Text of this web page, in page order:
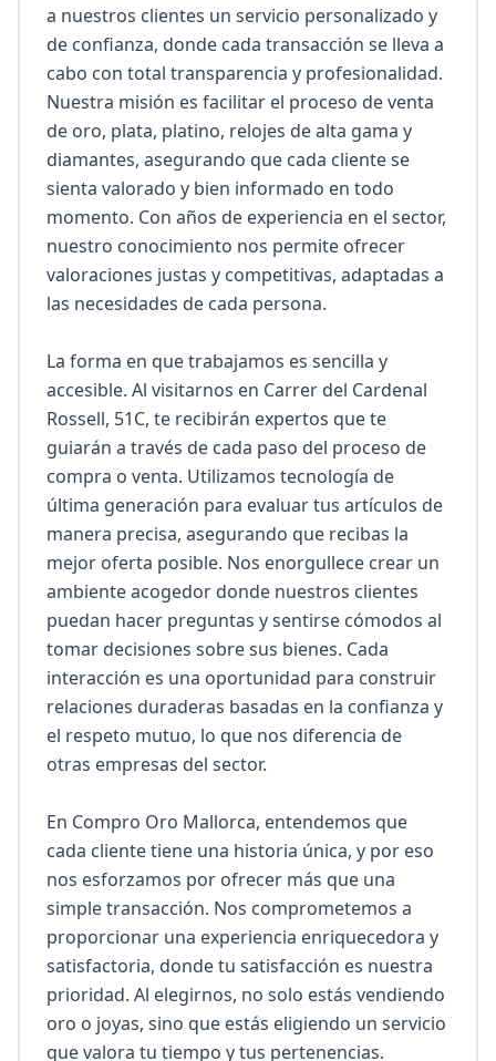
a nuestros clientes un servicio personalizado y
de confianza, donde cada transacción se lleva a
cabo con total transparencia y profesionalidad.
Nuestra misión es facilitar el proceso de venta
de oro, plata, platino, relojes de alta gama y
diamantes, asegurando que cada cliente se
sienta valorado y bien informado en todo
momento. Con años de experiencia en el sector,
nuestro conocimiento nos permite ofrecer
valoraciones justas y competitivas, adaptadas a
las necesidades de cada persona.
La forma en que trabajamos es sencilla y
accesible. Al visitarnos en Carrer del Cardenal
Rossell, 51C, te recibirán expertos que te
guiarán a través de cada paso del proceso de
compra o venta. Utilizamos tecnología de
última generación para evaluar tus artículos de
manera precisa, asegurando que recibas la
mejor oferta posible. Nos enorgullece crear un
ambiente acogedor donde nuestros clientes
puedan hacer preguntas y sentirse cómodos al
tomar decisiones sobre sus bienes. Cada
interacción es una oportunidad para construir
relaciones duraderas basadas en la confianza y
el respeto mutuo, lo que nos diferencia de
otras empresas del sector.
En Compro Oro Mallorca, entendemos que
cada cliente tiene una historia única, y por eso
nos esforzamos por ofrecer más que una
simple transacción. Nos comprometemos a
proporcionar una experiencia enriquecedora y
satisfactoria, donde tu satisfacción es nuestra
prioridad. Al elegirnos, no solo estás vendiendo
oro o joyas, sino que estás eligiendo un servicio
que valora tu tiempo y tus pertenencias.